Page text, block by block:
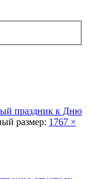
праздник к Дню
размер: 1767 ×